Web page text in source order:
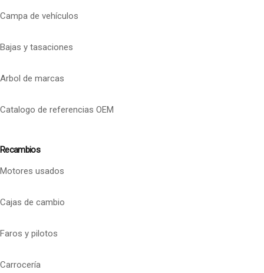
Campa de vehículos
Bajas y tasaciones
Arbol de marcas
Catalogo de referencias OEM
Recambios
Motores usados
Cajas de cambio
Faros y pilotos
Carrocería